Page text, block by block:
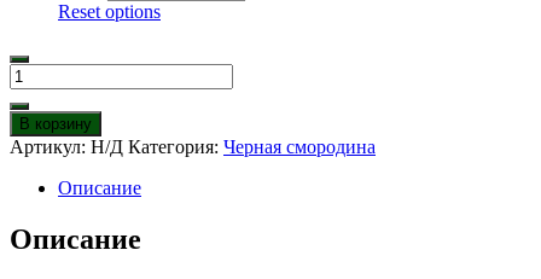
Reset options
Количество
товара
Черная
смородина
Перун
В корзину
Артикул: Н/Д Категория: Черная смородина
Описание
Описание